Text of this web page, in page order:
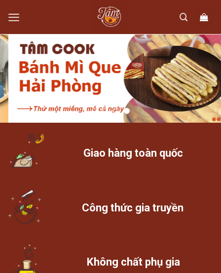
content
Giao hàng toàn quốc
Công thức gia truyền
Không chất phụ gia